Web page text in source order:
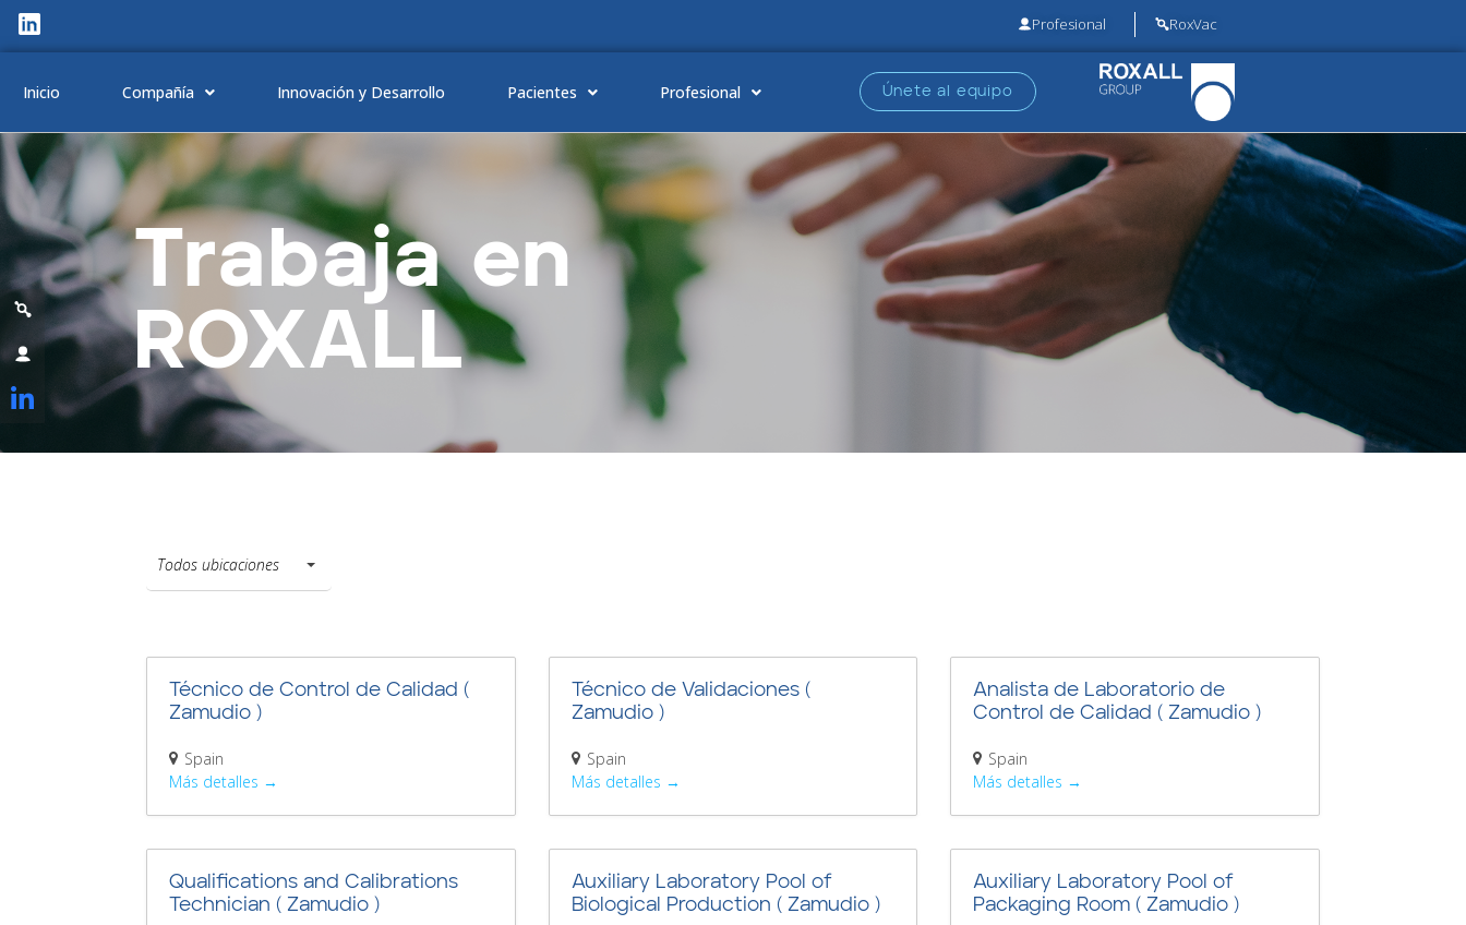
Profesional RoxVac
Inicio Compañía Innovación y Desarrollo Pacientes Profesional Únete al equipo
Trabaja en
ROXALL
ubicaciones
Todos ubicaciones
Técnico de Control de Calidad (
Zamudio )
Spain
Más detalles
Técnico de Validaciones (
Zamudio )
Spain
Más detalles
Analista de Laboratorio de
Control de Calidad ( Zamudio )
Spain
Más detalles
Qualifications and Calibrations
Technician ( Zamudio )
Auxiliary Laboratory Pool of
Biological Production ( Zamudio )
Auxiliary Laboratory Pool of
Packaging Room ( Zamudio )